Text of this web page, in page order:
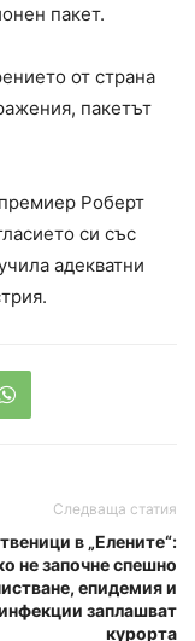
пакет.
от страна
пакетът
Роберт
си със
адекватни
Следваща статия
в „Елените“:
не започне спешно
епидемия и
заплашват
курорта